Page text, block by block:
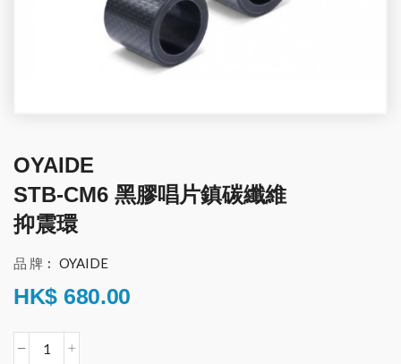
OYAIDE
STB-CM6 黑膠唱片鎮碳纖維
抑震環
品 牌︰ OYAIDE
HK$ 680.00